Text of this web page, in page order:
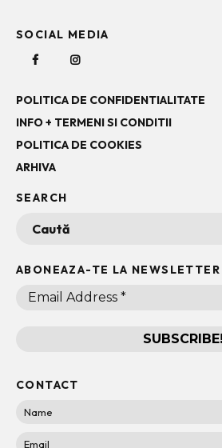
SOCIAL MEDIA
POLITICA DE CONFIDENTIALITATE
INFO + TERMENI SI CONDITII
POLITICA DE COOKIES
ARHIVA
SEARCH
ABONEAZA-TE LA NEWSLETTER
CONTACT